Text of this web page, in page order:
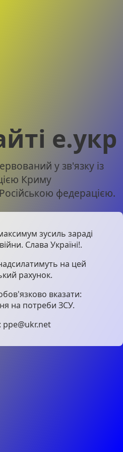
е.укр
у зв'язку із
Криму
федерацією.
зусиль зараді
Слава Україні!.
на цей
рахунок.
вказати:
на потреби ЗСУ.
ppe@ukr.net